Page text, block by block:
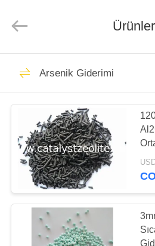
ÜRÜNLER
HAKKIMIZDA
FABRIKA
TURU
KALITE
Rights
Katalizör
ZSM-5
Ürünler
Arsenik Giderimi